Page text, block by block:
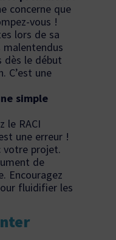
concerne que
vous !
lors de sa
dès le début
C’est une
simple
le RACI
une erreur !
votre projet.
de
Encouragez
fluidifier les